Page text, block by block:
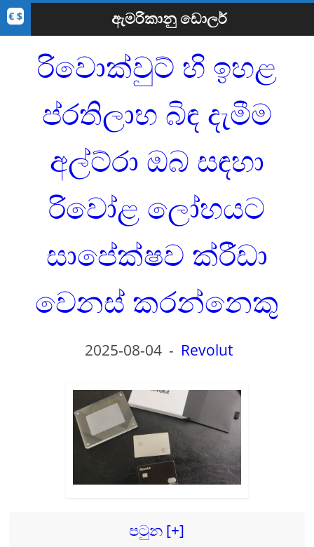
ඇමරිකානු ඩොලර්
රිවොක්වුට් හි ඉහළ
ප්රතිලාභ බිඳ දැමීම
අල්ට්රා ඔබ සඳහා
රිවෝළ ලෝහයට
සාපේක්ෂව ක්රීඩා
වෙනස් කරන්නෙකු
2025-08-04- Revolut
පටුන [+]